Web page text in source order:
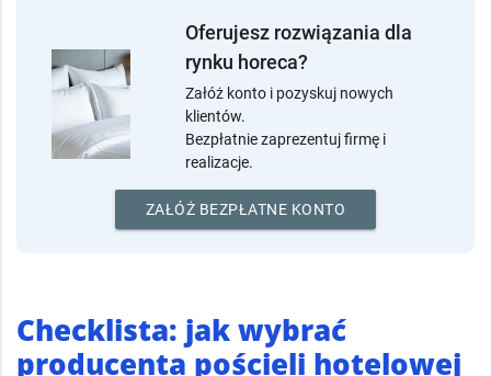
Oferujesz rozwiązania dla
rynku horeca?
Załóż konto i pozyskuj nowych
klientów.
Bezpłatnie zaprezentuj firmę i
ZAŁÓŻ BEZPŁATNE KONTO
Checklista: jak wybrać